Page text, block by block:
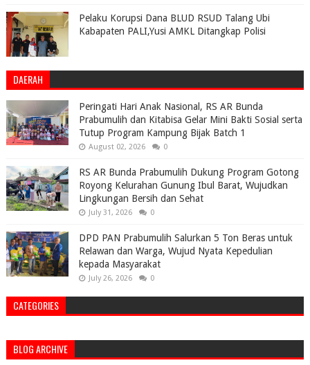
Pelaku Korupsi Dana BLUD RSUD Talang Ubi
Kabapaten PALI,Yusi AMKL Ditangkap Polisi
DAERAH
Peringati Hari Anak Nasional, RS AR Bunda
Prabumulih dan Kitabisa Gelar Mini Bakti Sosial serta
Tutup Program Kampung Bijak Batch 1
August 02, 2026 0
RS AR Bunda Prabumulih Dukung Program Gotong
Royong Kelurahan Gunung Ibul Barat, Wujudkan
Lingkungan Bersih dan Sehat
July 31, 2026 0
DPD PAN Prabumulih Salurkan 5 Ton Beras untuk
Relawan dan Warga, Wujud Nyata Kepedulian
kepada Masyarakat
July 26, 2026 0
CATEGORIES
BLOG ARCHIVE